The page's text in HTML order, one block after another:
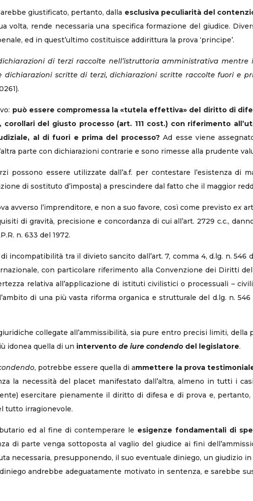
giustificato, pertanto, dalla esclusiva peculiarità del
volta, rende necessaria una specifica formazione del giudice.
ed in quest’ultimo costituisce addirittura la prova ‘principe’.
di terzi raccolte nell’istruttoria amministrativa
dichiarazioni scritte di terzi, dichiarazioni scritte raccolte fuori e
può essere compromessa la «tutela effettiva» del diritto di
corollari del giusto processo (art. 111 cost.) con riferimento
al di fuori e prima del processo? Ad esse viene
parte con dichiarazioni contrarie e sono rimesse alla prudente
possono essere utilizzate dall’a.f. per contestare l’esistenza di
di sostituto d’imposta) a prescindere dal fatto che il maggior
avverso l’imprenditore, e non a suo favore, così come previsto ex
di gravità, precisione e concordanza di cui all’art. 2729 c.c.,
n. 633 del 1972.
incompatibilità tra il divieto sancito dall’art. 7, comma 4, d.lg. n.
con particolare riferimento alla Convenzione dei Diritti
relativa all’applicazione di istituti civilistici o processuali –
di una più vasta riforma organica e strutturale del d.lg. n.
collegate all’ammissibilità, sia pure entro precisi limiti,
idonea quella di un intervento de iure condendo del legislatore.
, potrebbe essere quella di ammettere la prova
la necessità del placet manifestato dall’altra, almeno in tutti i
esercitare pienamente il diritto di difesa e di prova e, pertanto,
tutto irragionevole.
ed al fine di contemperare le esigenze fondamentali di
di parte venga sottoposta al vaglio del giudice ai fini
necessaria, presupponendo, il suo eventuale diniego, un giudizio
andrebbe adeguatamente motivato in sentenza, e sarebbe